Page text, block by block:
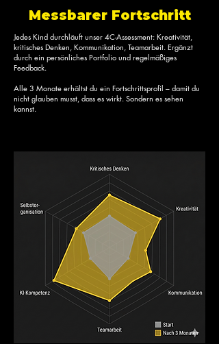
Messbarer Fortschritt
Jedes Kind durchläuft unser 4C-Assessment: Kreativität,
kritisches Denken, Kommunikation, Teamarbeit. Ergänzt
durch ein persönliches Portfolio und regelmäßiges
Feedback.
Alle 3 Monate erhältst du ein Fortschrittsprofil – damit du
nicht glauben musst, dass es wirkt. Sondern es sehen
kannst.